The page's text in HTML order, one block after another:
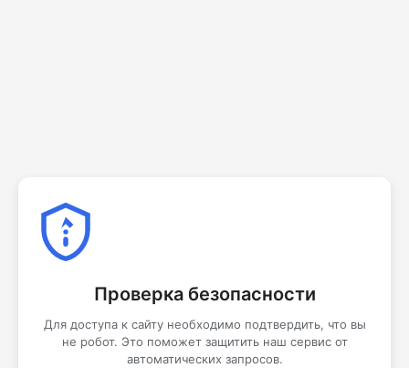
Проверка безопасности
Для доступа к сайту необходимо подтвердить, что вы
не робот. Это поможет защитить наш сервис от
автоматических запросов.